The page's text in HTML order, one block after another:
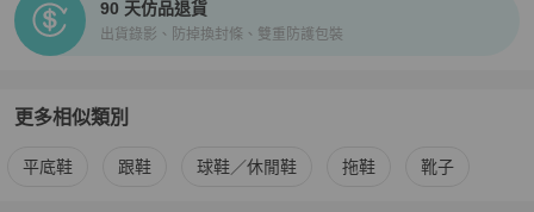
90 天仿品退貨
出貨錄影、防掉換封條、雙重防護包裝
更多相似類別
更多Hermès 女鞋相似商品推薦
平底鞋 跟鞋 球鞋／休閒鞋 拖鞋 靴子